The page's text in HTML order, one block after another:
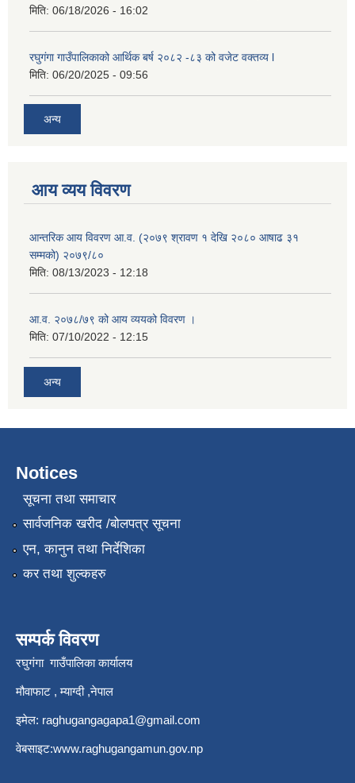
मिति: 06/18/2026 - 16:02
रघुगंगा गाउँपालिकाको आर्थिक बर्ष २०८२ -८३ को वजेट वक्तव्य l
मिति: 06/20/2025 - 09:56
अन्य
आय व्यय विवरण
आन्तरिक आय विवरण आ.व. (२०७९ श्रावण १ देखि २०८० आषाढ ३१
सम्मको) २०७९/८०
मिति: 08/13/2023 - 12:18
आ.व. २०७८/७९ को आय व्ययको विवरण ।
मिति: 07/10/2022 - 12:15
अन्य
Notices
सूचना तथा समाचार
सार्वजनिक खरीद /बोलपत्र सूचना
एन, कानुन तथा निर्देशिका
कर तथा शुल्कहरु
सम्पर्क विवरण
रघुगंगा गाउँपालिका कार्यालय
मौवाफाट , म्याग्दी ,नेपाल
इमेल: raghugangagapa1@gmail.com
वेबसाइट:www.raghugangamun.gov.np